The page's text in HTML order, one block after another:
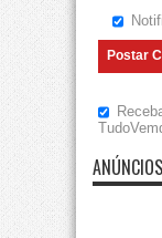
ANÚNCIOS